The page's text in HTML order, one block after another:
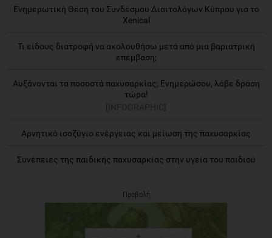
Eνημερωτική Θέση του Συνδέσμου Διαιτολόγων Κύπρου για το
Xenical
Τι είδους διατροφή να ακολουθήσω μετά από μια βαριατρική
επέμβαση;
Αυξάνονται τα ποσοστά παχυσαρκίας; Ενημερώσου, λάβε δράση
τώρα!
[INFOGRAPHIC]
Aρνητικό ισοζύγιο ενέργειας και μείωση της παχυσαρκίας
Συνέπειες της παιδικής παχυσαρκίας στην υγεία του παιδιού
Προβολή